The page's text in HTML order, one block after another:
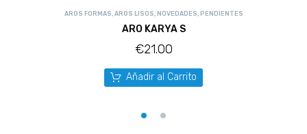
AROS FORMAS AROS LISOS NOVEDADES PENDIENTES
ARO KARYA S
€21.00
Añadir al Carrito